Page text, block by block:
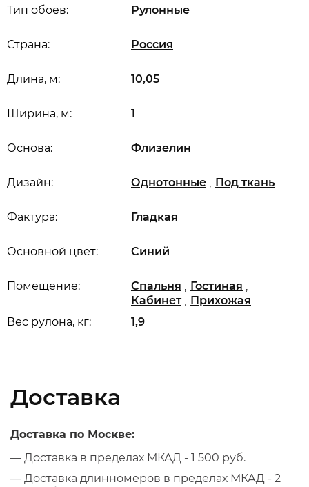
Длина, м: 10,05
Ширина, м: 1
Вес рулона, кг: 1,9
Основной цвет: Синий
Дизайн: Однотонные , Под ткань
Основа: Флизелин
Помещение: Спальня , Гостиная ,
Кабинет , Прихожая
Страна: Россия
Тип обоев: Рулонные
Фактура: Гладкая
Доставка
Доставка по Москве:
— Доставка в пределах МКАД - 1 500 руб.
— Доставка длинномеров в пределах МКАД - 2